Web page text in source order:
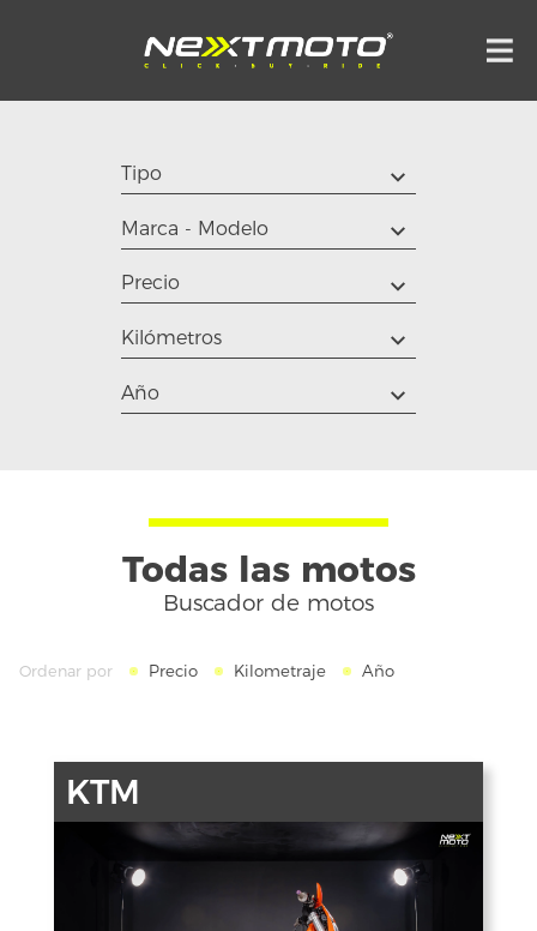
Tipo
Marca - Modelo
Precio
Kilómetros
Año
Todas las motos
Buscador de motos
Ordenar por Precio Kilometraje Año
KTM